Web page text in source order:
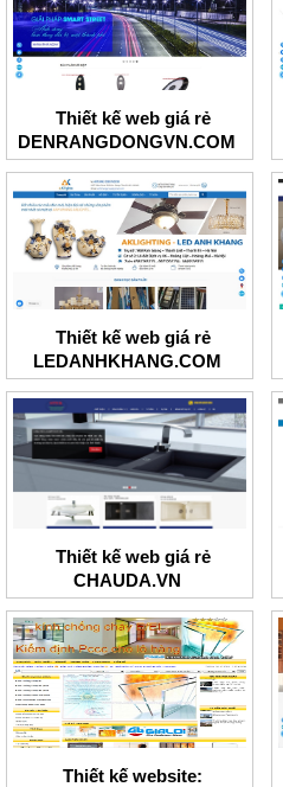
Thiết kế web giá rẻ
DENRANGDONGVN.COM
Thiết kế web giá rẻ
LEDANHKHANG.COM
Thiết kế web giá rẻ
CHAUDA.VN
Thiết kế website: